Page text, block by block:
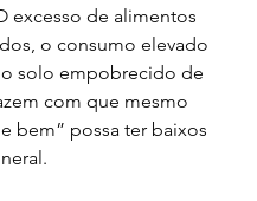
excesso de alimentos
o consumo elevado
o solo empobrecido de
com que mesmo
bem” possa ter baixos